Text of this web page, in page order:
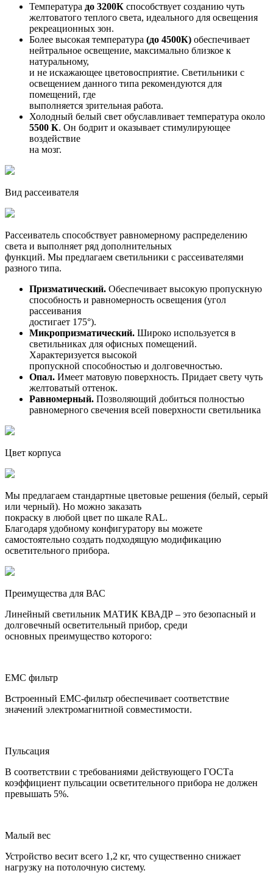
Температура до 3200К способствует созданию чуть
желтоватого теплого света, идеального для освещения
рекреационных зон.
Более высокая температура (до 4500К) обеспечивает
нейтральное освещение, максимально близкое к
натуральному,
и не искажающее цветовосприятие. Светильники с
освещением данного типа рекомендуются для
помещений, где
выполняется зрительная работа.
Холодный белый свет обуславливает температура около
5500 К. Он бодрит и оказывает стимулирующее
воздействие
на мозг.
Вид рассеивателя
Рассеиватель способствует равномерному распределению
света и выполняет ряд дополнительных
функций. Мы предлагаем светильники с рассеивателями
разного типа.
Призматический. Обеспечивает высокую пропускную
способность и равномерность освещения (угол
рассеивания
достигает 175°).
Микропризматический. Широко используется в
светильниках для офисных помещений.
Характеризуется высокой
пропускной способностью и долговечностью.
Опал. Имеет матовую поверхность. Придает свету чуть
желтоватый оттенок.
Равномерный. Позволяющий добиться полностью
равномерного свечения всей поверхности светильника
Цвет корпуса
Мы предлагаем стандартные цветовые решения (белый, серый
или черный). Но можно заказать
покраску в любой цвет по шкале RAL.
Благодаря удобному конфигуратору вы можете
самостоятельно создать подходящую модификацию
осветительного прибора.
Преимущества для ВАС
Линейный светильник МАТИК КВАДР – это безопасный и
долговечный осветительный прибор, среди
основных преимущество которого:
ЕМС фильтр
Встроенный ЕМС-фильтр обеспечивает соответствие
значений электромагнитной совместимости.
Пульсация
В соответствии с требованиями действующего ГОСТа
коэффициент пульсации осветительного прибора не должен
превышать 5%.
Малый вес
Устройство весит всего 1,2 кг, что существенно снижает
нагрузку на потолочную систему.